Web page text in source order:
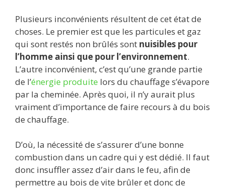
Plusieurs inconvénients résultent de cet état de
choses. Le premier est que les particules et gaz
qui sont restés non brûlés sont nuisibles pour
l’homme ainsi que pour l’environnement.
L’autre inconvénient, c’est qu’une grande partie
de l’énergie produite lors du chauffage s’évapore
par la cheminée. Après quoi, il n’y aurait plus
vraiment d’importance de faire recours à du bois
de chauffage.
D’où, la nécessité de s’assurer d’une bonne
combustion dans un cadre qui y est dédié. Il faut
donc insuffler assez d’air dans le feu, afin de
permettre au bois de vite brûler et donc de